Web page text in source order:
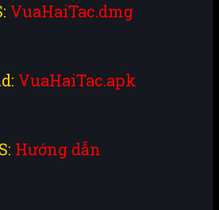
VuaHaiTac.dmg
VuaHaiTac.apk
Hướng dẫn